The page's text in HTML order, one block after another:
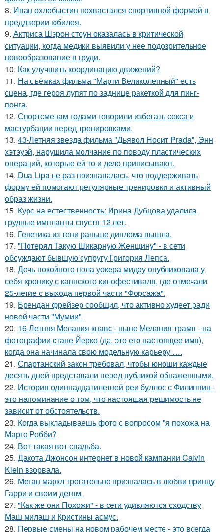
8. Иван охлобыстин похвастался спортивной формой в
преддверии юбилея.
9. Актриса Шэрон стоун оказалась в критической
ситуации, когда медики выявили у нее подозрительное
новообразование в груди.
10. Как улучшить координацию движений?
11. На съёмках фильма "Марти Великолепный" есть
сцена, где героя лупят по заднице ракеткой для пинг-
понга.
12. Спортсменам годами говорили избегать секса и
мастурбации перед тренировками.
13. 43-Летняя звезда фильма "Дьявол Носит Prada", Энн
хэтэуэй, нарушила молчание по поводу пластических
операций, которые ей то и дело приписывают.
14. Dua Lipa не раз признавалась, что поддерживать
форму ей помогают регулярные тренировки и активный
образ жизни.
15. Курс на естественность: Ирина Дубцова удалила
грудные импланты спустя 12 лет.
16. Генетика из тени раньше диплома вышла.
17. "Потерял Такую Шикарную Женщину" - в сети
обсуждают бывшую супругу Григория Лепса.
18. Дочь покойного пола уокера мидоу опубликовала у
себя хронику с каннского кинофестиваля, где отмечали
25-летие с выхода первой части "Форсажа".
19. Брендан фрейзер сообщил, что активно худеет ради
новой части "Мумии".
20. 16-Летняя Мелания кнавс - ныне Мелания трамп - на
фотографии стане Йерко (да, это его настоящее имя),
когда она начинала свою модельную карьеру ….
21. Спартанский закон требовал, чтобы юноши каждые
десять дней представали перед публикой обнаженными.
22. История одиннадцатилетней реи буллос с Филиппин -
это напоминание о том, что настоящая решимость не
зависит от обстоятельств.
23. Когда выкладываешь фото с вопросом "я похожа на
Марго Робби?
24. Вот такая вот свадьба.
25. Дакота Джонсон интернет в новой кампании Calvin
Klein взорвала.
26. Меган маркл трогательно призналась в любви принцу
Гарри и своим детям.
27. "Как же они Похожи" - в сети удивляются сходству
Маш милаш и Кристины асмус.
28. Первые смены на новом рабочем месте - это всегда